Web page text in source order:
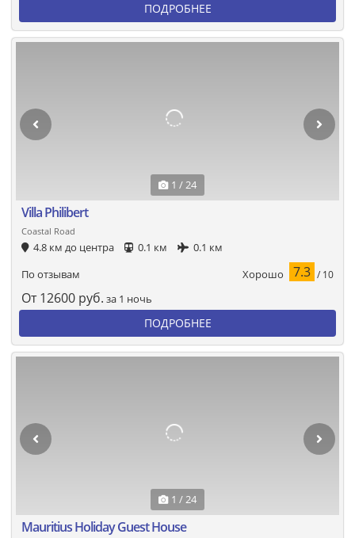
ПОДРОБНЕЕ
1 / 24
Villa Philibert
Coastal Road
4.8 км до центра 0.1 км
0.1 км
По отзывам
Хорошо 7.3 / 10
От 12600 руб. за 1 ночь
ПОДРОБНЕЕ
1 / 24
Mauritius Holiday Guest House